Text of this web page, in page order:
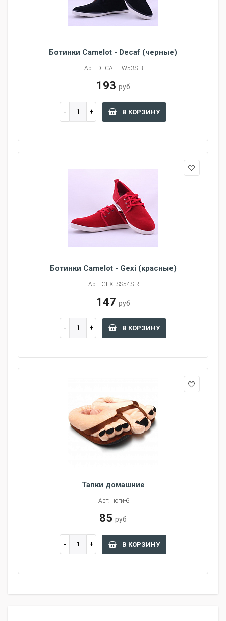
Ботинки Camelot - Decaf (черные)
Арт: DECAF-FW53S-B
193 руб
В КОРЗИНУ
Ботинки Camelot - Gexi (красные)
Арт: GEXI-SS54S-R
147 руб
В КОРЗИНУ
Тапки домашние
Арт: ноги-6
85 руб
В КОРЗИНУ